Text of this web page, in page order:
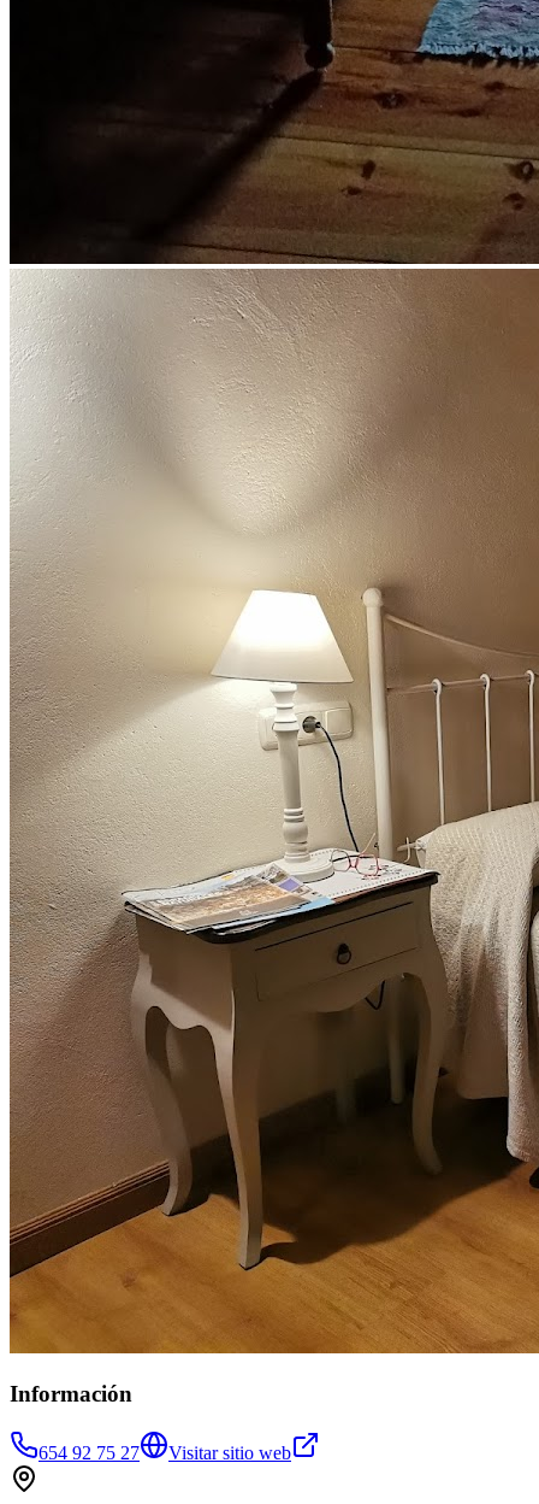
Información
654 92 75 27 Visitar sitio web